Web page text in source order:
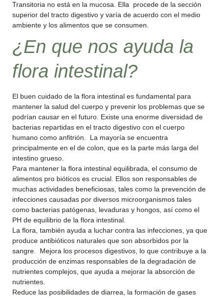
Transitoria no está en la mucosa. Ella procede de la sección
superior del tracto digestivo y varía de acuerdo con el medio
ambiente y los alimentos que se consumen.
¿En que nos ayuda la
flora intestinal?
El buen cuidado de la flora intestinal es fundamental para
mantener la salud del cuerpo y prevenir los problemas que se
podrían causar en el futuro. Existe una enorme diversidad de
bacterias repartidas en el tracto digestivo con el cuerpo
humano como anfitrión. La mayoría se encuentra
principalmente en el de colon, que es la parte más larga del
intestino grueso.
Para mantener la flora intestinal equilibrada, el consumo de
alimentos pro bióticos es crucial. Ellos son responsables de
muchas actividades beneficiosas, tales como la prevención de
infecciones causadas por diversos microorganismos tales
como bacterias patógenas, levaduras y hongos, así como el
PH de equilibrio de la flora intestinal.
La flora, también ayuda a luchar contra las infecciones, ya que
produce antibióticos naturales que son absorbidos por la
sangre. Mejora los procesos digestivos, lo que contribuye a la
producción de enzimas responsables de la degradación de
nutrientes complejos, que ayuda a mejorar la absorción de
nutrientes.
Reduce las posibilidades de diarrea, la formación de gases